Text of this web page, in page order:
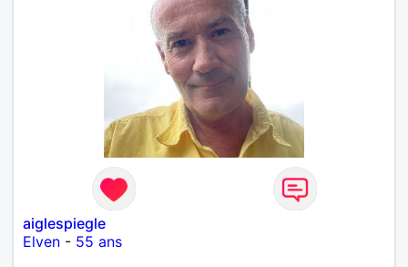
aiglespiegle
Elven - 55 ans